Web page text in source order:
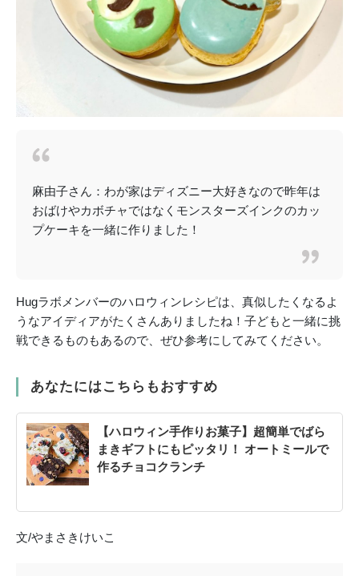
麻由子さん：わが家はディズニー大好きなので昨年は
おばけやカボチャではなくモンスターズインクのカッ
プケーキを一緒に作りました！
Hugラボメンバーのハロウィンレシピは、真似したくなるよ
うなアイディアがたくさんありましたね！子どもと一緒に挑
戦できるものもあるので、ぜひ参考にしてみてください。
あなたにはこちらもおすすめ
【ハロウィン手作りお菓子】超簡単でばら
まきギフトにもピッタリ！ オートミールで
作るチョコクランチ
文/やまさきけいこ